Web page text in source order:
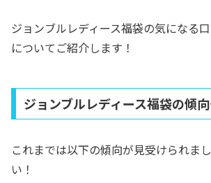
ジョンブルレディース福袋の気になる
についてご紹介します！
ジョンブルレディース福袋の傾
これまでは以下の傾向が見受けられま
い！